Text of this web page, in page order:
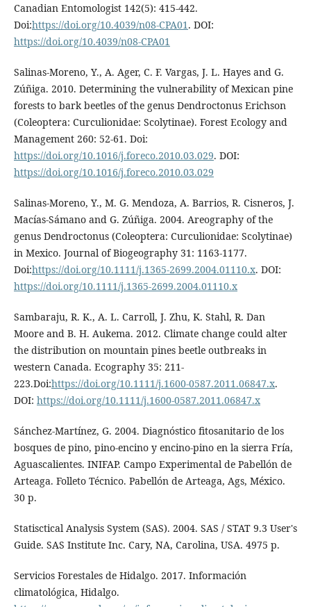
Canadian Entomologist 142(5): 415-442.
Doi:https://doi.org/10.4039/n08-CPA01 . DOI:
https://doi.org/10.4039/n08-CPA01
Salinas-Moreno, Y., A. Ager, C. F. Vargas, J. L. Hayes and G.
Zúñiga. 2010. Determining the vulnerability of Mexican pine
forests to bark beetles of the genus Dendroctonus Erichson
(Coleoptera: Curculionidae: Scolytinae). Forest Ecology and
Management 260: 52-61. Doi:
https://doi.org/10.1016/j.foreco.2010.03.029. DOI:
https://doi.org/10.1016/j.foreco.2010.03.029
Salinas-Moreno, Y., M. G. Mendoza, A. Barrios, R. Cisneros, J.
Macías-Sámano and G. Zúñiga. 2004. Areography of the
genus Dendroctonus (Coleoptera: Curculionidae: Scolytinae)
in Mexico. Journal of Biogeography 31: 1163-1177.
Doi:https://doi.org/10.1111/j.1365-2699.2004.01110.x. DOI:
https://doi.org/10.1111/j.1365-2699.2004.01110.x
Sambaraju, R. K., A. L. Carroll, J. Zhu, K. Stahl, R. Dan
Moore and B. H. Aukema. 2012. Climate change could alter
the distribution on mountain pines beetle outbreaks in
western Canada. Ecography 35: 211-
223.Doi:https://doi.org/10.1111/j.1600-0587.2011.06847.x.
DOI: https://doi.org/10.1111/j.1600-0587.2011.06847.x
Sánchez-Martínez, G. 2004. Diagnóstico fitosanitario de los
bosques de pino, pino-encino y encino-pino en la sierra Fría,
Aguascalientes. INIFAP. Campo Experimental de Pabellón de
Arteaga. Folleto Técnico. Pabellón de Arteaga, Ags, México.
30 p.
Statisctical Analysis System (SAS). 2004. SAS / STAT 9.3 User's
Guide. SAS Institute Inc. Cary, NA, Carolina, USA. 4975 p.
Servicios Forestales de Hidalgo. 2017. Información
climatológica, Hidalgo.